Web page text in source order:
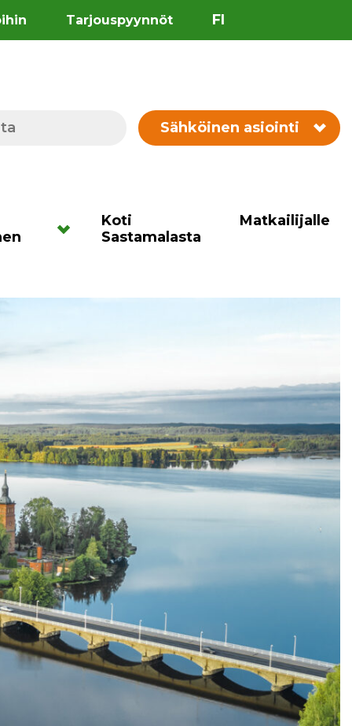
Tarjouspyynnöt FI
Sähköinen asiointi
Koti
Sastamalasta
Matkailijalle